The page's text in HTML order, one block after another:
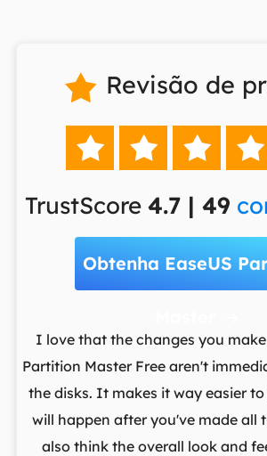
 Revisão de
   
TrustScore 4.7 | 49
Obtenha EaseUS
I love that the changes you make
Partition Master Free aren't
the disks. It makes it way easier
will happen after you've made all
also think the overall look and